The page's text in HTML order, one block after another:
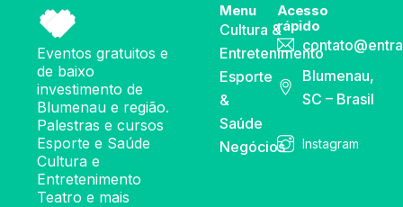
Eventos gratuitos e
de baixo
investimento de
Blumenau e região.
Palestras e cursos
Esporte e Saúde
Cultura e
Entretenimento
Teatro e mais
Menu
Cultura &
Entretenimento
Esporte
&
Saúde
Negócios
Acesso
rápido
Blumenau,
SC – Brasil
Instagram